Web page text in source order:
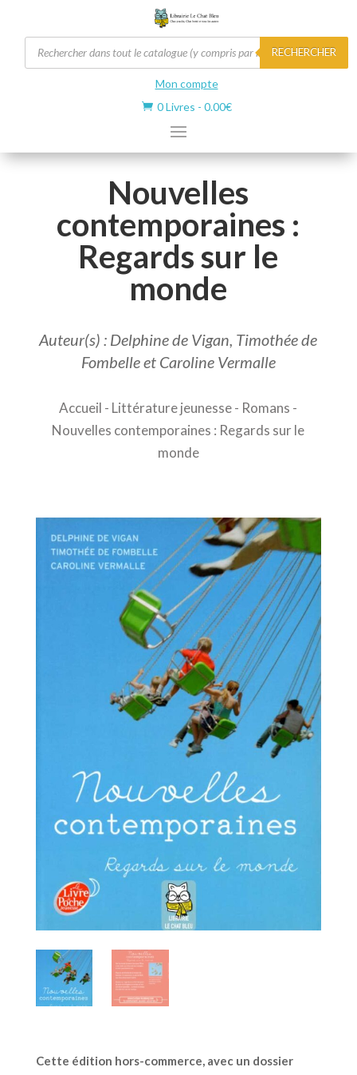
Recherche
de
produits
RECHERCHER
Mon compte
 0 Livres - 0.00€
Nouvelles
contemporaines :
Regards sur le
monde
Auteur(s) : Delphine de Vigan, Timothée de
Fombelle et Caroline Vermalle
Accueil - Littérature jeunesse- Romans -
Nouvelles contemporaines : Regards sur le
monde
Cette édition hors-commerce, avec un dossier